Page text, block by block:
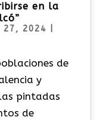
en la
27, 2024
de
y
pintadas
de